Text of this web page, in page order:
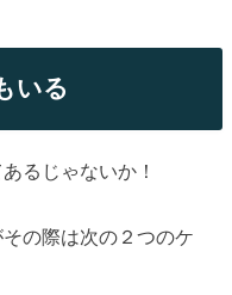
いる
るじゃないか！
の際は次の２つのケ